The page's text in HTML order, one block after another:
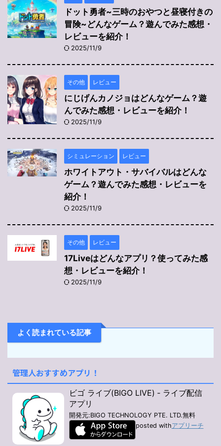
ドット勇者~三時のおやつと昼寝付きの
冒険~どんなゲーム？遊んでみた感想・
レビューを紹介！
2025/11/9
その他 レビュー
にじげんカノジョはどんなゲーム？遊
んでみた感想・レビューを紹介！
2025/11/9
シミュレーション レビュー
ホワイトアウト・サバイバルはどんな
ゲーム？遊んでみた感想・レビューを
紹介！
2025/11/9
その他 レビュー
17Liveはどんなアプリ？使ってみた感
想・レビューを紹介！
2025/11/9
よく読まれている記事
管理人おすすめアプリ！
ビゴ ライブ(BIGO LIVE) ‐ ライブ配信
アプリ
開発元:BIGO TECHNOLOGY PTE. LTD.無料
posted withアプリーチ